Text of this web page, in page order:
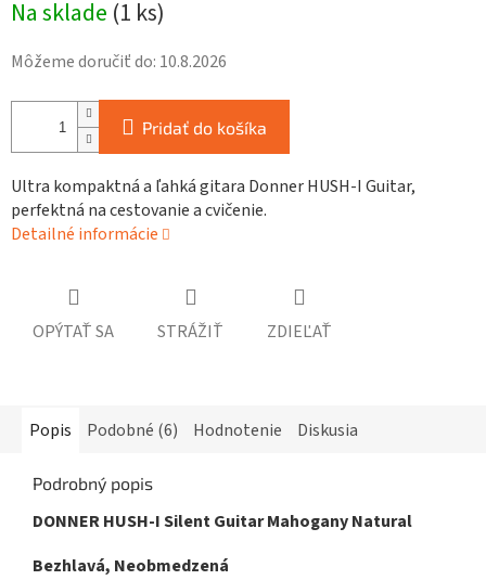
cena:
Na sklade (1 ks)
Môžeme doručiť do: 10.8.2026
Pridať do košíka
Ultra kompaktná a ľahká gitara Donner HUSH-I Guitar,
perfektná na cestovanie a cvičenie.
Detailné informácie
OPÝTAŤ SA STRÁŽIŤ ZDIEĽAŤ
Popis Podobné (6) Hodnotenie Diskusia
Podrobný popis
DONNER HUSH-I Silent Guitar Mahogany Natural
Bezhlavá, Neobmedzená